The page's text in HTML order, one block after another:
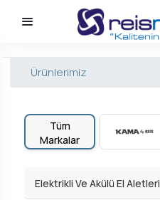
Ürünlerimiz
Tüm
Markalar
Elektrikli Ve Akülü El Aletleri